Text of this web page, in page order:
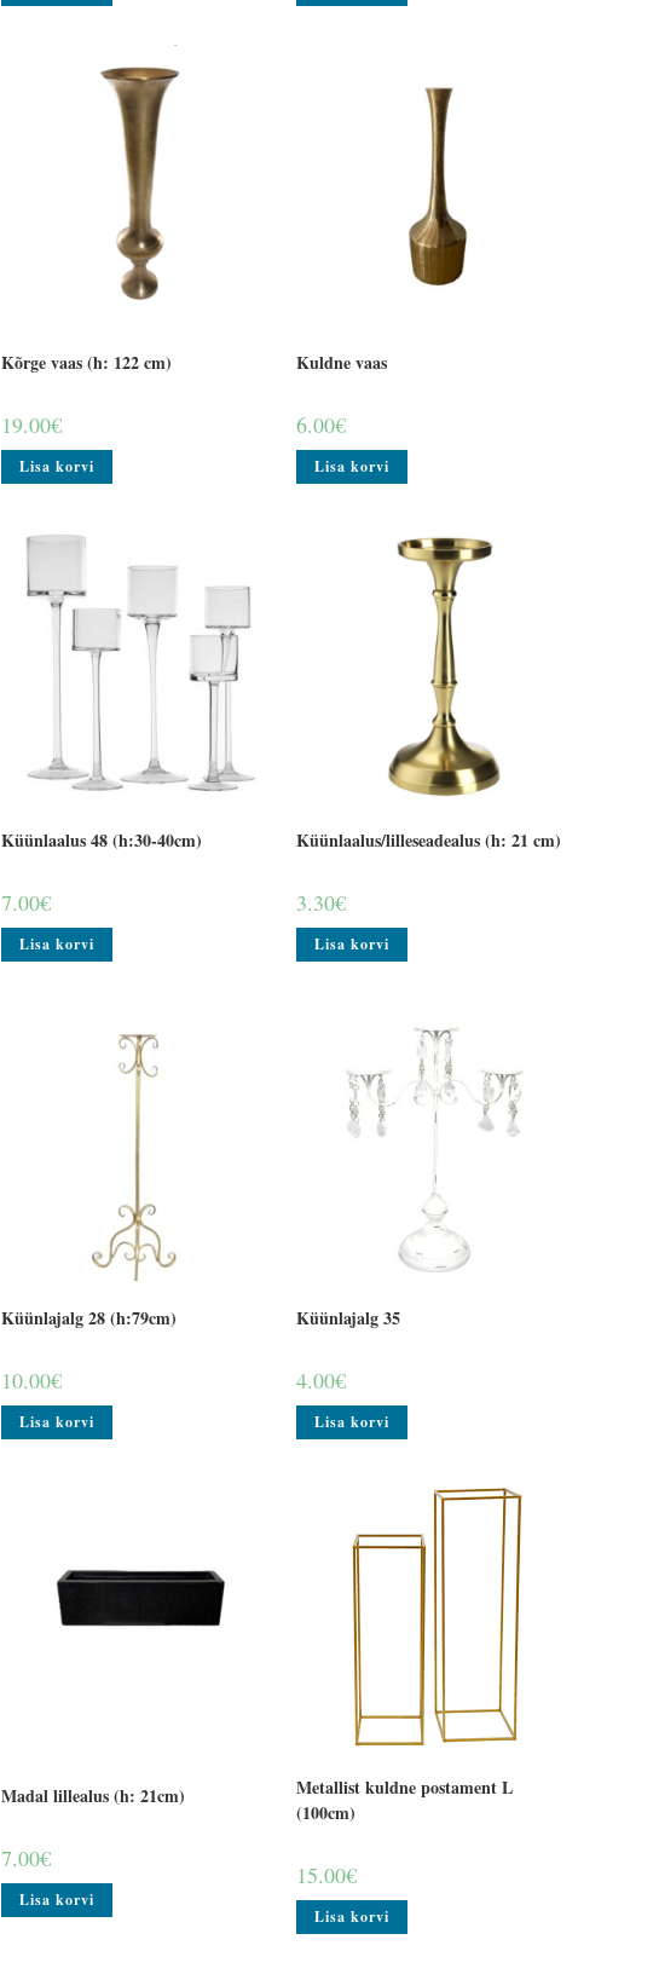
Kõrge vaas (h: 122 cm)
19.00€
Lisa korvi
Kuldne vaas
6.00€
Lisa korvi
Küünlaalus 48 (h:30-40cm)
7.00€
Lisa korvi
Küünlaalus/lilleseadealus (h: 21 cm)
3.30€
Lisa korvi
Küünlajalg 28 (h:79cm)
10.00€
Lisa korvi
Küünlajalg 35
4.00€
Lisa korvi
Madal lillealus (h: 21cm)
7.00€
Lisa korvi
Metallist kuldne postament L
(100cm)
15.00€
Lisa korvi